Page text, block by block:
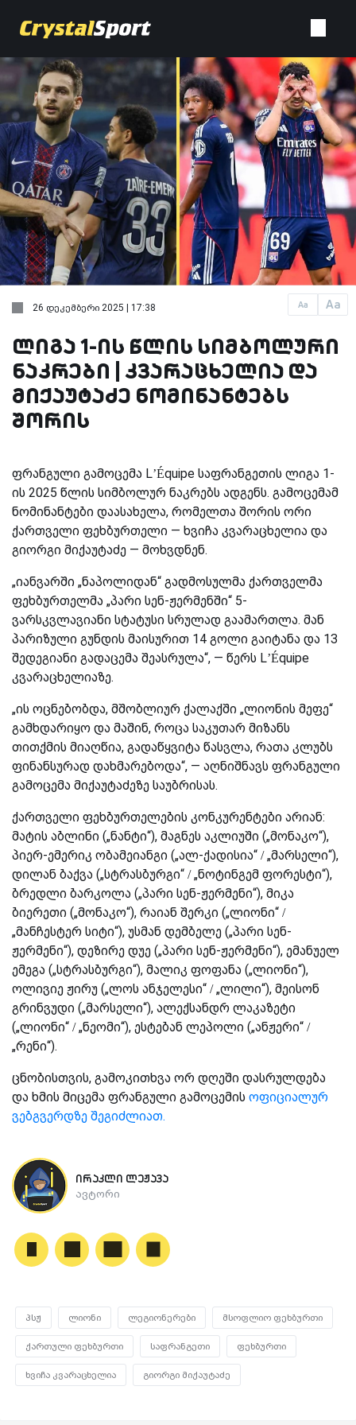
Aa Aa
26 დეკემბერი 2025 | 17:38
ლიგა 1-ის წლის სიმბოლური
ნაკრები | კვარაცხელია და
მიქაუტაძე ნომინანტებს
შორის
ფრანგული გამოცემა L’Équipe საფრანგეთის ლიგა 1-
ის 2025 წლის სიმბოლურ ნაკრებს ადგენს. გამოცემამ
ნომინანტები დაასახელა, რომელთა შორის ორი
ქართველი ფეხბურთელი — ხვიჩა კვარაცხელია და
გიორგი მიქაუტაძე — მოხვდნენ.
„იანვარში „ნაპოლიდან“ გადმოსულმა ქართველმა
ფეხბურთელმა „პარი სენ-ჟერმენში“ 5-
ვარსკვლავიანი სტატუსი სრულად გაამართლა. მან
პარიზული გუნდის მაისურით 14 გოლი გაიტანა და 13
შედეგიანი გადაცემა შეასრულა“, — წერს L’Équipe
კვარაცხელიაზე.
„ის ოცნებობდა, მშობლიურ ქალაქში „ლიონის მეფე“
გამხდარიყო და მაშინ, როცა საკუთარ მიზანს
თითქმის მიაღწია, გადაწყვიტა წასვლა, რათა კლუბს
ფინანსურად დახმარებოდა“, — აღნიშნავს ფრანგული
გამოცემა მიქაუტაძეზე საუბრისას.
ქართველი ფეხბურთელების კონკურენტები არიან:
მატის აბლინი („ნანტი“), მაგნეს აკლიუში („მონაკო“),
პიერ-ემერიკ ობამეიანგი („ალ-ქადისია“ / „მარსელი“),
დილან ბაქვა („სტრასბურგი“ / „ნოტინგემ ფორესტი“),
ბრედლი ბარკოლა („პარი სენ-ჟერმენი“), მიკა
ბიერეთი („მონაკო“), რაიან შერკი („ლიონი“ /
„მანჩესტერ სიტი“), უსმან დემბელე („პარი სენ-
ჟერმენი“), დეზირე დუე („პარი სენ-ჟერმენი“), ემანუელ
ემეგა („სტრასბურგი“), მალიკ ფოფანა („ლიონი“),
ოლივიე ჟირუ („ლოს ანჯელესი“ / „ლილი“), მეისონ
გრინვუდი („მარსელი“), ალექსანდრ ლაკაზეტი
(„ლიონი“ / „ნეომი“), ესტებან ლეპოლი („ანჟერი“ /
„რენი“).
ცნობისთვის, გამოკითხვა ორ დღეში დასრულდება
და ხმის მიცემა ფრანგული გამოცემის ოფიციალურ
ვებგვერდზე შეგიძლიათ.
ირაკლი ლეჟავა
ავტორი
პსჟ ლიონი ლეგიონერები მსოფლიო ფეხბურთი
ქართული ფეხბურთი საფრანგეთი ფეხბურთი
ხვიჩა კვარაცხელია გიორგი მიქაუტაძე